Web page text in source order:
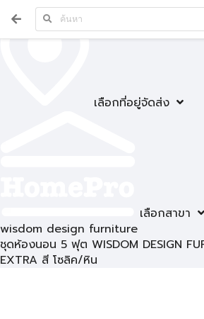
เลือกที่อยู่จัดส่ง
เลือกสาขา
wisdom design furniture
ชุดห้องนอน 5 ฟุต WISDOM DESIGN
EXTRA สี โซลิค/หิน